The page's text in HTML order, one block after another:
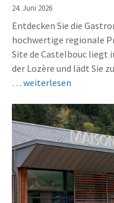
24. Juni 2026
Entdecken Sie die
hochwertige regionale
Site de Castelbouc liegt
der Lozère und lädt Sie
… D
c
o
u
v
r
i
r
weiterlesen